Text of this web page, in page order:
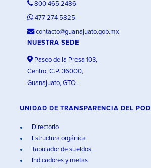
800 465 2486
477 274 5825
contacto@guanajuato.gob.mx
NUESTRA SEDE
Paseo de la Presa 103,
Centro, C.P. 36000,
Guanajuato, GTO.
UNIDAD DE TRANSPARENCIA DEL
Directorio
Estructura orgánica
Tabulador de sueldos
Indicadores y metas